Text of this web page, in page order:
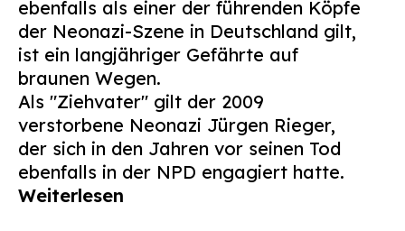
ebenfalls als einer der führenden Köpfe
der Neonazi-Szene in Deutschland gilt,
ist ein langjähriger Gefährte auf
braunen Wegen.
Als "Ziehvater" gilt der 2009
verstorbene Neonazi Jürgen Rieger,
der sich in den Jahren vor seinen Tod
ebenfalls in der NPD engagiert hatte.
Weiterlesen